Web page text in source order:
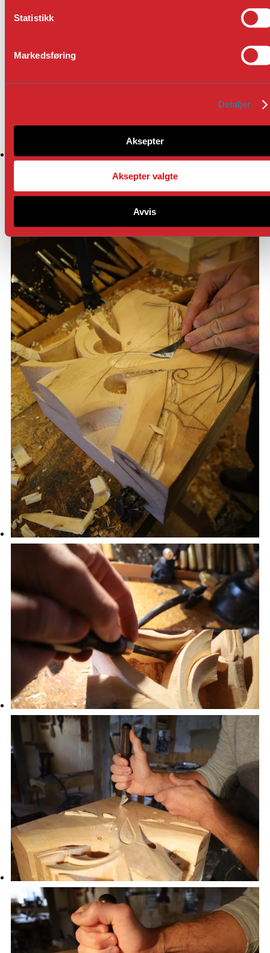
Statistikk
Markedsføring
Detaljer
Aksepter
Aksepter valgte
Avvis